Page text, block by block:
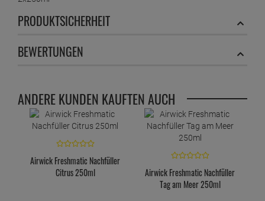
PRODUKTSICHERHEIT
BEWERTUNGEN
ANDERE KUNDEN KAUFTEN AUCH
Airwick Freshmatic Nachfüller
Citrus 250ml
Airwick Freshmatic Nachfüller
Tag am Meer 250ml